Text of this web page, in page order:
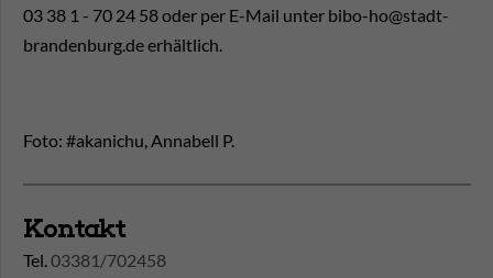
03 38 1 - 70 24 58 oder per E-Mail unter bibo-ho@stadt-
brandenburg.de erhältlich.
Foto: #akanichu, Annabell P.
Kontakt
Tel.03381/702458